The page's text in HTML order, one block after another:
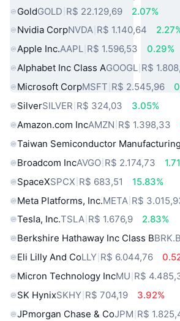
GoldGOLD R$ 22.129,69
2.07%
Nvidia CorpNVDA R$ 1.140,64
Apple Inc.AAPL R$ 1.596,53
0.29%
Alphabet Inc Class AGOOGL R$
Microsoft CorpMSFT R$ 2.545,96
SilverSILVER R$ 324,03
3.05%
Amazon.com IncAMZN R$ 1.398,33
Taiwan Semiconductor
Broadcom IncAVGO R$ 2.174,73
SpaceXSPCX R$ 683,51
15.83%
Meta Platforms, Inc.META R$
Tesla, Inc.TSLA R$ 1.676,9
2.83%
Berkshire Hathaway Inc Class BBRK.B
Eli Lilly And CoLLY R$ 6.044,76
Micron Technology IncMU R$
SK HynixSKHY R$ 704,19
3.92%
JPmorgan Chase & CoJPM R$